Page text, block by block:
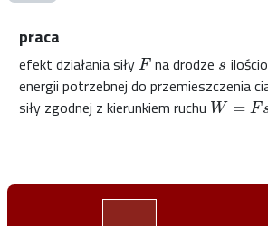
praca
efekt działania siły F na drodze s
energii potrzebnej do przemieszczenia
siły zgodnej z kierunkiem ruchu W = F